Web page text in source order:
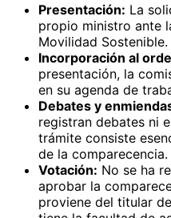
Presentación: La
propio ministro ante
Movilidad Sostenible.
Incorporación al
presentación, la
en su agenda de
Debates y
registran debates ni
trámite consiste
de la comparecencia.
Votación: No se ha
aprobar la
proviene del titular